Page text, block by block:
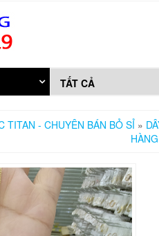
TITAN - CHUYÊN BÁN BỎ SỈ »